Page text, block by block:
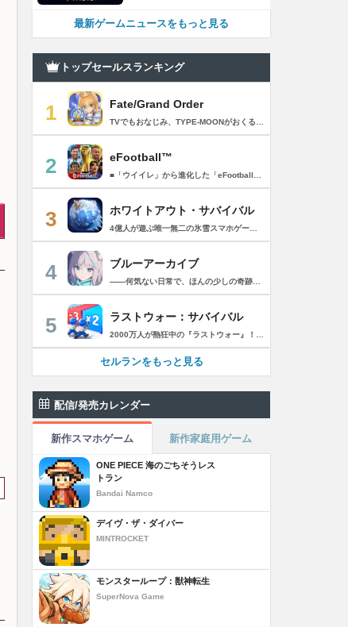
最新ゲームニュースをもっと見る
トップセールスランキング
1 Fate/Grand Order
TVでもおなじみ、TYPE-MOONがおくるFateのRPG！ スマホでも本格的なRPGが楽しめる。 文字数にして500万字超という、圧倒的なボリュームを堪能できるストーリー！ 本編以外にもキャラクターごとにストーリーを用意し、Fateファンも今回はじめてFateの世界を体験される方も十分満足いただける内容となっています。 【あらすじ】 西暦2015年。 地球の未来を観測するカルデアは、2017年以降の人類史が崩壊している事実を確認した。 昨日まで確かに存在していた2115年までの“約束された未来”は、何の前触れもなく突如として消え去ったのだ。 なぜ。どうして。だれが。どうやって。 西暦2004年 日本 ある地方都市。 ここに今まではなかった、「観測できない領域」が現れたと。 カルデアはこれを人類絶滅の原因と仮定し、いまだ実験段階だった第六の実験を決行する事となった。 それは過去への時間旅行。 人間を霊子化させて過去に送りこみ、事象に介入する事で時空の特異点を解明、あるいは破壊する禁断の儀式。 その名を人理守護指令、グランドオーダー。 人類を守るために人類史に立ち向かう、運命と戦うものたちの総称である。 【ゲーム概要】 スマホに最適化された簡単操作のコマンドオーダーバトル！ プレイヤーはマスターとなって英霊たちを操り敵を倒し謎を解明していく。 好みの英霊で戦うか、強い英霊で戦うかバトルスタイルはプレイヤーしだい。 ◆豪華声優陣が続々参加 青木志貴、茜屋日海夏、赤羽根健治、明坂聡美、浅川悠、朝日奈丸佳、阿澄佳奈、阿部彬名、阿部敦、阿部里果、雨宮天、新井里美、井口裕香、井澤詩織、石川界人、石川由依、石谷春貴、伊瀬茉莉也、市ノ瀬加那、伊藤彩沙、伊藤かな恵、伊東健人、伊藤静、伊藤美紀、稲田徹、井上和彦、井上喜久子、井上麻里奈、伊丸岡篤、石見舞菜香、上坂すみれ、植田佳奈、上田麗奈、内田真礼、内田雄馬、内山昂輝、梅原裕一郎、江川央生、江口拓也、江越彬紀、遠藤綾、大久保瑠美、大空直美、大塚明夫、大塚芳忠、大原さやか、大和田仁美、岡本信彦、置鮎龍太郎、小倉唯、小澤亜李、小野賢章、小野大輔、小野友樹、小見川千明、かかずゆみ、柿原徹也、加隈亜衣、笠間淳、加瀬康之、門脇舞以、金元寿子、神尾晋一郎、茅野愛衣、川澄綾子、河西健吾、川野剛稔、神奈延年、鬼頭明里、木村珠莉、木村良平、桐本拓哉、釘宮理恵、久野美咲、黒木ほの香、黒田崇矢、桑原由気、KENN、高野麻里佳、古賀葵、小清水亜美、後藤邑子、小西克幸、小林千晃、小林ゆう、小林裕介、小原好美、小松未可子、子安武人、小山力也、近藤玲奈、斎賀みつき、西前忠久、斉藤壮馬、斎藤千和、坂本真綾、佐倉綾音、櫻井孝宏、佐藤聡美、佐藤利奈、沢城みゆき、下屋則子、島﨑信長、嶋村侑、庄司宇芽香、白石晴香、新垣樽助、真堂圭、末柄里恵、杉田智和、杉山紀彰、鈴木達央、鈴木崚汰、鈴代紗弓、鈴村健一、諏訪彩花、諏訪部順一、関俊彦、関智一、瀬戸麻沙美、芹澤優、仙台エリ、千本木彩花、園崎未恵、大地葉、高乃麗、高野直子、高橋花林、高橋李依、高山みなみ、武内駿輔、竹内良太、武田華、田中敦子、田中美海、田中理恵、谷山紀章、種﨑敦美、種田梨沙、田丸篤志、田村睦心、田村ゆかり、丹下桜、千葉繁、千葉翔也、津田健次郎、紡木吏佐、鶴岡聡、寺崎裕香、寺島拓篤、東山奈央、土岐隼一、飛田展男、戸松遥、豊永利行、鳥海浩輔、中井和哉、中田譲治、長縄まりあ、仲村美沙希、中村悠一、名塚佳織、生天目仁美、浪川大輔、能登麻美子、野中藍、乃村健次、土師孝也、長谷川育美、花江夏樹、花澤香菜、花守ゆみり、早見沙織、原由実、春野杏、潘めぐみ、日岡なつみ、日笠陽子、日野聡、平川大輔、ファイルーズあい、福圓美里、福西勝也、福山潤、藤井隼、藤沼建人、ブリドカットセーラ恵美、古川慎、保志総一朗、星野貴紀、堀内賢雄、堀江由衣、本多真梨子、本多陽子、本渡楓、前野智昭、M・A・O、増田俊樹、Machico、松風雅也、真殿光昭、マフィア梶田、三上哲、三木眞一郎、水樹奈々、水島大宙、水橋かおり、緑川光、水瀬いのり、南央美、峯田茉優、宮野真守、宮本充、村瀬歩、森川智之、森田了介、森永千才、森なな子、諸星すみれ、安井邦彦、山路和弘、山下大輝、山下七海、山寺宏一、山根綺、山野井仁、山村響、悠木碧、ゆかな、遊佐浩二、吉野裕行、佳村はるか、米澤円、若林直美、和氣あず未、和多田美咲（50音順） ◆全体構成・メインシナリオ・シナリオ・総監督 奈須きのこ ◆リードキャラクターデザイナー 武内崇 ◆アートディレクション TYPE-MOON ◆メインシナリオ・シナリオ執筆 東出祐一郎、桜井光 水瀬葉月、星空めてお ◆ゲストライター amphibian、虚淵玄（ニトロプラス）、acpi、ＯＫＳＧ（TYPE-MOON）、経験値、小太刀右京、三田誠、たけのこ星人、橘公司、田中天（株式会社フラッグノーツ）、成田良悟、鋼屋ジン、ひろやまひろし、円居挽、茗荷屋甚六、矢野俊策（株式会社フラッグノーツ）、リヨ（50音順） ◆キャラクターデザイン I-IV、蒼月タカオ（TYPE-MOON）、AKIRA、Azusa、東冬、荒野、Anmi、池澤真、石田あきら、いみぎむる、兔ろうと、羽海野チカ、大森葵、岡崎武士、okojo、およ、加藤いつわ、カワグチタケシ、きばどりリュー、桐原小鳥、ギンカ、倉花千夏、黒星紅白、小梅けいと、近衛乙嗣、小松崎類、こやまひろかず（TYPE-MOON）、西藤浩樹（LASENGLE）、saitom、坂本みねぢ、佐々木少年、サテー、色素、縞うどん（TYPE-MOON）、島田フミカネ、しまどりる、sime、下越（TYPE-MOON）、シャカＰ（LASENGLE）、白浜鴎、しらび、白峰、真じろう、STAR影法師、曽我誠、タイキ、高橋慶太郎、高山箕犀、竹、武中英雄、武梨えり、たけのこ星人、TAKOLEGS、田島昭宇、タスクオーナ、danciao、中央東口、CHOCO、悌太、Dd、天空すふぃあ、DANGERDROP、toi8、トリダモノ、中原、なまにくATK、西出ケンゴロー、nipi、ネコタワワ、NOCO、pako、林けゐ、原田たけひと、春野友矢、ばん！、Bすけ、左、ヒライユキオ、平野稜二、広江礼威、ひろやまひろし、PFALZ、ぶくろて、huke、BLACK（TYPE-MOON）、古海鐘一、BUNBUN、hou、ホトソウカ、本庄雷太、前田浩孝、マシマサキ、また、松竜、Mika Pikazo、緑川美帆、三輪士郎、村山竜大、めろん22、望月けい、元村人、森井しづき、森山大輔、山中虎鉄、YOCO_N（LASENGLE）、余湖裕輝、米山舞、La-na、lack、リヨ、Ryota-H、輪くすさが、redjuice、ReDrop、ろび～な、ワダアルコ、渡れい（50音順） このアプリケーションには、（株）ＣＲＩ・ミドルウェアの「CRIWARE（TM）」が使用されています。
2 eFootball™
■「ウイイレ」から進化した「eFootball™」 人気サッカーゲーム「ウイニングイレブン」が「eFootball™」とタイトルを変え、大きく進化して生まれ変わりました。「eFootball™」で新しいサッカーゲームを体感しましょう！ ■はじめての方でも安心 ダウンロード後は、実践を交えたステップアップ方式のチュートリアルで直感的に基本操作を覚えることができます！さらに、チュートリアルを全てクリアすると、リオネル メッシがもらえます！！ また、試合の面白さや爽快感を楽しんでいただくためにスマートアシストを実装。 複雑な操作をしなくても、華麗なドリブルやパスで相手をかわして強烈なシュートでゴールを奪うことができます！ 【基本的な遊び方】 ■好きなチームで始めよう 欧州、米州、アジアなど世界各国のクラブやナショナルチームなどお気に入りのチームでスタートできます！ ■選手を獲得しましょう チームを作成したら、選手を獲得しましょう。現役のスーパースターや、歴史に残るレジェンドたちが、あなたのクラブでの活躍を待っています！ ・スペシャル選手リスト 現実の試合で大活躍した選手や、注目リーグの選手、レジェンドなどの特別な選手を獲得できます。 ・スタンダード選手リスト 好きな選手を獲得できます。条件を設定して絞り込むことができます。 ・監督リスト さまざまな戦術や得意な育成タイプを持った監督を獲得できます。 ■試合を楽しもう 獲得した選手でチームを編成したら、いよいよ試合に挑戦！ AIを相手に腕を磨いたり、オンライン対戦でランキングを競ったり、楽しみ方はあなた次第です。 ・対AI戦で腕を磨く 注目リーグのチームやナショナルチームを相手に戦うイベントなど、サッカーシーズンに合わせたさまざまなテーマのイベントが開催されています。 また、10段階にレベル分けされたDivision制の「eFootball™ リーグ」で楽しみながらレベルアップしていくことも可能です！ ・対人戦で実力を試す Division制の全ユーザーとランキングを競う「eFootball™ リーグ」や、毎週開催される様々なイベントで、オンラインでのリアルタイム対戦を楽しむことができます。あなたのドリームチームで、最高峰のDivision 1を目指しましょう！ ・友達と最大3vs3の対戦を楽しむ フレンドマッチ機能を使って、友達と対戦することができます。育て上げたチームの強さを友達に見せつけましょう！ また、最大3vs3の協力対戦も可能。友達とオンラインで集まって対戦を楽しみましょう！ ■選手を育てる 獲得した選手は、選手種別によっては成長させることができます。 試合に出場させたり、ゲーム内アイテムを使用したりして、選手のレベルを上げる事で入手できる「タレントポイント」で、能力パラメータを上昇させましょう。 より自分好みの選手にしたい場合は、手動でポイントを割り振りましょう。 ポイントの割り振りに迷った場合は、[おまかせ]で設定することもできます。 自分だけのお気に入りの選手に育て上げましょう！ 【もっと楽しむ】 ■Live Updateを毎週配信 選手の移籍や、現実の試合での活躍が反映される「Live Update」を搭載。 毎週配信される「Live Update」を参考に、スカッドを編成し試合に挑みましょう。 ■スタジアムをカスタマイズ 試合中のスタジアムに反映されるコレオ・オブジェクトなどのスタジアムパーツをカスタマイズできます。 思い通りのスタジアムにアレンジして、ゲーム体験を彩りましょう！ ※居住国・地域が以下のお客様には、eFootball™ コインによるルートボックス施策をご提供しておりません。 ベルギー、ブラジル(18歳未満) 【最新情報について】 本商品は、新機能やモードの追加、ゲームプレイ・イベントのアップデートを継続的に行っていきます。 最新情報は「eFootball™」公式サイトをご確認ください。 【ダウンロードについて】 本アプリをダウンロードするためには、ストレージに約3.3GBの空き容量が必要となります。 あらかじめ3.3GB以上の容量を空けてからダウンロードを行っていただけますようお願いします。 ダウンロード時はWi-Fi環境で接続することを推奨いたします。 ※アップデートにつきましても同様となります。 【通信環境について】 本アプリはオンラインゲームです。通信可能な環境でお楽しみください。
3 ホワイトアウト・サバイバル
4億人が遊ぶ唯一無二の氷雪スマホゲーム！サクッと爽快！みんなで極寒サバイバル ！ 猛吹雪に襲われ、かつての世界は崩壊。人類の文明の灯火は、氷雪の中で今にも消えかかっている…。 生存者達よ、今こそ立ち上がれ！——仲間を率いて希望の灯りをともし、凍てつく大地に新たな拠点を築こう！ さらに新規ユーザー限定でSSR英雄「ジャスミン」が無料で仲間入り！ 彼女と共に氷原の奥地へと踏み込み、吹雪の中に潜む未知の脅威に立ち向かおう！ 【ゲームの特徴】 ◆領地再建！凍土に希望の光を！ 大溶鉱炉に火を灯すことから始めて、積もった雪を溶かして領土を開拓しよう！ 法令を発布して人員を的確に配置すれば、拠点の建設効率がぐんとアップ！ ◆放置で楽々、資源を効率ストック！ ワンタップで英雄を派遣するだけで、見守りは不要！ オフライン中も資源は自動でたっぷり蓄積されて、戻れば報酬が山盛り！極寒サバイバルでも、もう怖くない！ ◆お手軽に始められる氷雪ミニゲーム！ ミニゲームが次々と登場！「穴釣り選手権」でレア生物図鑑を解放し、「除雪隊」で雪山の宝を発見しよう！ スキマ時間でも気軽にプレイできて、雪原ライフは楽しさ満載！ ◆戦略を駆使して、英雄で敵を撃退！ 英雄はレベル共有で育成の手間いらずで、スキルを活かせば様々な難関を攻略可能！ 最強チームを組み上げて、敵を圧倒しよう！ ◆協力プレイで、凍土制覇を目指そう！ 同盟の支援で負傷者の治療や育成もスピードアップ！ 作戦を練って仲間と役割分担すれば戦力倍増！勝利の喜びをみんなで分かち合おう！ さらにたくさんのコンテンツをお届けいたします： ◆オフィシャルサイト: https://whiteoutsurvival.centurygames.com/ja ◆X: https://x.com/WOS_Japan ◆Facebook: https://www.facebook.com/WhiteoutSurvival ◆Discord: https://discord.gg/whiteoutsurvival ◆YouTube: https://www.youtube.com/@WhiteoutSurvivalOfficial_JA ◆TikTok: https://www.tiktok.com/@howasaba.jp
4 ブルーアーカイブ
――何気ない日常で、ほんの少しの奇跡を見つける物語 Yostarが贈る学園×青春×物語RPG『ブルーアーカイブ -Blue Archive-』！ 先生として、個性豊かで魅力的な生徒たちと共に、一風変わった学園都市キヴォトスの 日常を過ごそう！ ■あらすじ ここは学園都市キヴォトス。 数千の学園からなる超巨大学園都市では、日々トラブルが絶えない。 この問題に対応すべく、連邦生徒会長によって連邦捜査部【シャーレ】が設立された。 この物語は【シャーレ】の顧問となる先生とそれに協力する生徒たちと学園都市での日常を 描いた物語である。 ▼可愛いキャラクターが活躍する3Dバトル 大迫力の3Dリアルタイムバトル！ 可愛いキャラクター達が画面いっぱいに所狭しと大活躍。 あなたは先生として、生徒たちを指揮しよう！ ▼個性豊かなキャラクターを彩るハイクオリティの2Dアニメーション 美少女キャラクターたちが綺麗な2Dアニメーションであなたを迎えてくれる！ 仲良くなると特別なアニメーションが見れることもあるぞ！ ▼生徒たちと絆を深めて彼女たちと特別な日常を過ごそう！ 一緒にいる時間が長ければ長いほど、彼女たちはあなたとの絆は深まっていく。 そんな彼女たちとの日々が、きっとあなたの日常を特別なものに！ ▼公式Twitter https://twitter.com/Blue_ArchiveJP ▼公式サイト https://bluearchive.jp/ (C)Yostar, Inc.
5 ラストウォー：サバイバル
2000万人が熱狂中の『ラストウォー』！ ゾンビの群れをくぐり抜け、超爽快バトルでストレス発散！ 世界は、崩壊の一途を辿ります………ゾンビに支配された世界で生き残るためには、戦うしかありません。 あなたは数少ない生存者として、押し寄せてくるゾンビの群れをせん滅することになります。 「生存者よ、終末世界の救世主になれ！」 ◆一瞬の判断で勝利を掴もう レーンに障害物とゾンビが待ち構えている。 避けるか、破壊するかの二択でゾンビの群れをくぐり抜け、勝利へと進もう！ ◆人類最後の砦を作ろう 基地建設、科学研究、部隊訓練、ゾンビ討伐…… 生存者基地を拠点に、自らの手で未来を切り開こう！ ◆最強チームを結成しよう 仲間となる英雄を集め、自分好みの最強部隊を作り上げよう。 多種多様なスキルを組み合わせ、ゾンビをボコボコにしよう！ ◆2000万人と一緒に楽しもう 終末世界でもチームワークが大切だ。 世界中のプレイヤーと協力し、強大なボスに挑もう！ 簡単だけど奥深い。これが『ラストウォー：サバイバル』だ！
セルランをもっと見る
配信/発売カレンダー
新作スマホゲーム 新作家庭用ゲーム
ONE PIECE 海のごちそうレス
トラン
Bandai Namco
デイヴ・ザ・ダイバー
MINTROCKET
モンスターループ：獣神転生
SuperNova Game